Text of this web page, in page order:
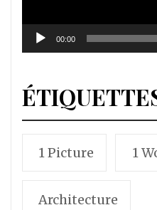
00:00
1 Picture 1
Architecture